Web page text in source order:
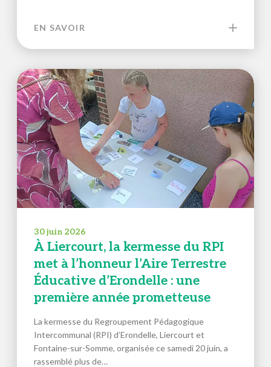
EN SAVOIR
30 juin 2026
À Liercourt, la kermesse du RPI
met à l’honneur l’Aire Terrestre
Éducative d’Erondelle : une
première année prometteuse
La kermesse du Regroupement Pédagogique
Intercommunal (RPI) d’Erondelle, Liercourt et
Fontaine-sur-Somme, organisée ce samedi 20 juin, a
rassemblé plus de…